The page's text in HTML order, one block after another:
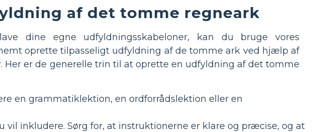
af det tomme regneark
dine egne udfyldningsskabeloner, kan du bruge vores
oprette tilpasseligt udfyldning af de tomme ark ved hjælp af
Her er de generelle trin til at oprette en udfyldning af det tomme
en grammatiklektion, en ordforrådslektion eller en
vil inkludere. Sørg for, at instruktionerne er klare og præcise, og at